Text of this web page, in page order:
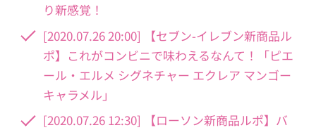
り新感覚！
[2020.07.26 20:00] 【セブン-イレブン新商品ル
ポ】これがコンビニで味わえるなんて！「ピエ
ール・エルメ シグネチャー エクレア マンゴー
キャラメル」
[2020.07.26 12:30] 【ローソン新商品ルポ】バ